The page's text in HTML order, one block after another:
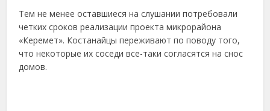
Тем не менее оставшиеся на слушании потребовали
четких сроков реализации проекта микрорайона
«Керемет». Костанайцы переживают по поводу того,
что некоторые их соседи все-таки согласятся на снос
домов.